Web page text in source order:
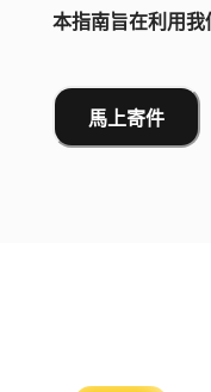
本指南旨在利用
馬上寄件